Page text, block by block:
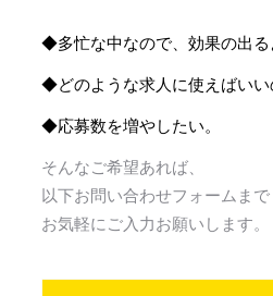
◆多忙な中なので、効果の出る
◆どのような求人に使えばいい
◆応募数を増やしたい。
そんなご希望あれば、
以下お問い合わせフォームまで
お気軽にご入力お願いします。